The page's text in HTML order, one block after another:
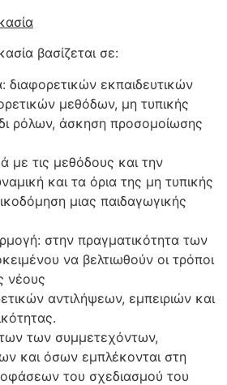
βασίζεται σε:
διαφορετικών εκπαιδευτικών
μεθόδων, μη τυπικής
ρόλων, άσκηση προσομοίωσης
με τις μεθόδους και την
και τα όρια της μη τυπικής
μιας παιδαγωγικής
στην πραγματικότητα των
να βελτιωθούν οι τρόποι
νέους
αντιλήψεων, εμπειριών και
των συμμετεχόντων,
και όσων εμπλέκονται στη
του σχεδιασμού του